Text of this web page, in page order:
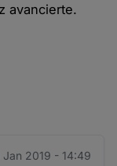
avancierte.
Jan 2019 - 14:49